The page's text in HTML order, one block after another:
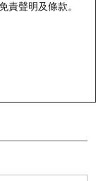
責聲明及條款。